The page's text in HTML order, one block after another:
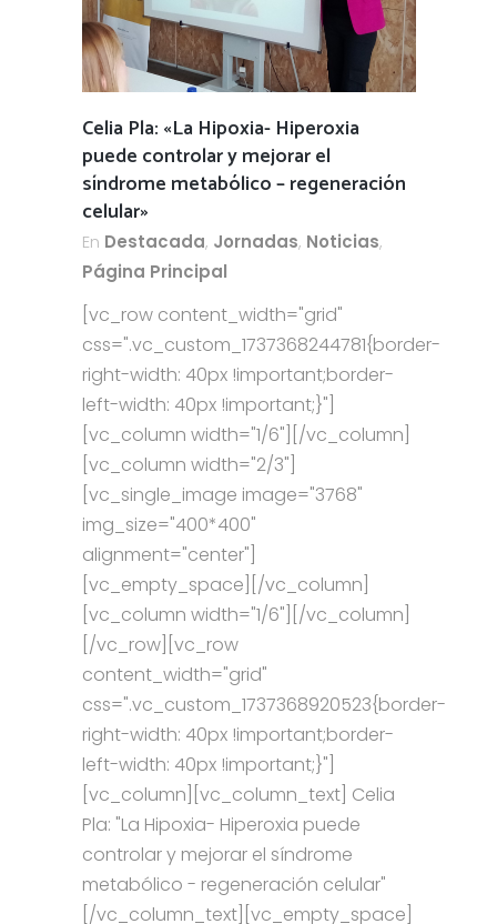
Celia Pla: «La Hipoxia- Hiperoxia
puede controlar y mejorar el
síndrome metabólico – regeneración
celular»
En Destacada, Jornadas, Noticias,
Página Principal
[vc_row content_width="grid"
css=".vc_custom_1737368244781{border-
right-width: 40px !important;border-
left-width: 40px !important;}"]
[vc_column width="1/6"][/vc_column]
[vc_column width="2/3"]
[vc_single_image image="3768"
img_size="400*400"
alignment="center"]
[vc_empty_space][/vc_column]
[vc_column width="1/6"][/vc_column]
[/vc_row][vc_row
content_width="grid"
css=".vc_custom_1737368920523{border-
right-width: 40px !important;border-
left-width: 40px !important;}"]
[vc_column][vc_column_text] Celia
Pla: "La Hipoxia- Hiperoxia puede
controlar y mejorar el síndrome
metabólico - regeneración celular"
[/vc_column_text][vc_empty_space]